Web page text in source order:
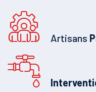
Artisans